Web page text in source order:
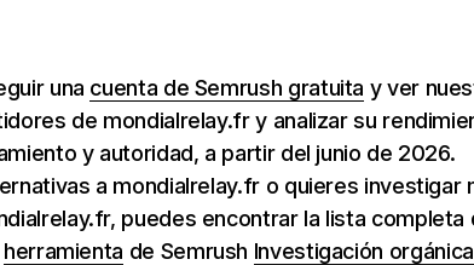
una cuenta de Semrush gratuita y ver
de mondialrelay.fr y analizar su
y autoridad, a partir del junio de 2026.
a mondialrelay.fr o quieres investigar
puedes encontrar la lista completa
herramienta de Semrush Investigación orgánica